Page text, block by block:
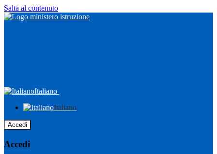
Salta al contenuto
Italiano
Italiano
Accedi
Accedi